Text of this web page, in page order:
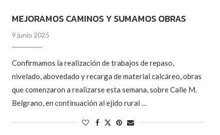
MEJORAMOS CAMINOS Y SUMAMOS OBRAS
9 junio 2025
Confirmamos la realización de trabajos de repaso,
nivelado, abovedado y recarga de material calcáreo, obras
que comenzaron a realizarse esta semana, sobre Calle M.
Belgrano, en continuación al ejido rural …